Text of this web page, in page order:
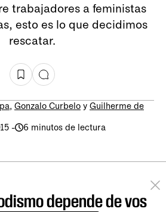
trabajadores a feministas
esto es lo que decidimos
rescatar.
, Gonzalo Curbelo y Guilherme de
- 6 minutos de lectura
depende de vos